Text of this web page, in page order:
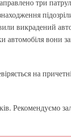
три
викрадений
автомобіля вони
на
Рекомендуємо